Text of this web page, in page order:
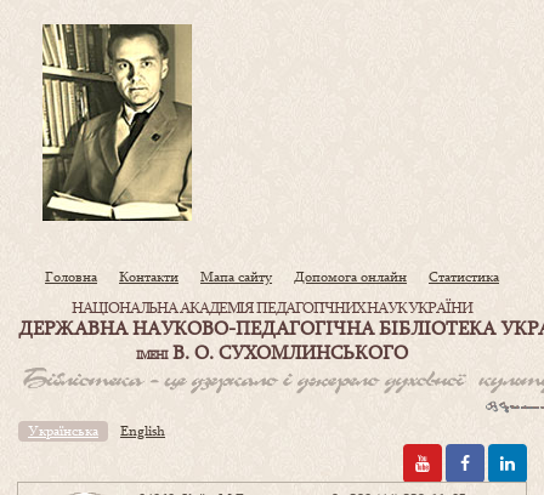
Головна Контакти Мапа сайту Допомога онлайн Статистика
НАЦІОНАЛЬНА АКАДЕМІЯ ПЕДАГОГІЧНИХ НАУК УКРАЇНИ
ДЕРЖАВНА НАУКОВО-ПЕДАГОГІЧНА БІБЛІОТЕКА
ІМЕНІВ. О. СУХОМЛИНСЬКОГО
Українська English